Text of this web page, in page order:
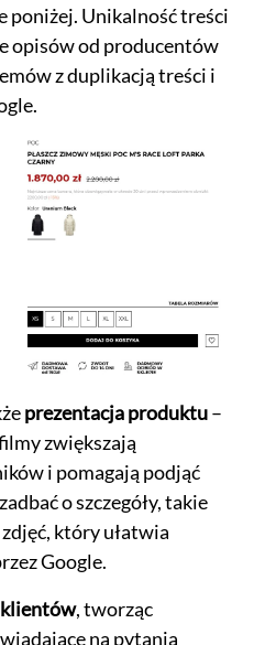
poniżej. Unikalność treści
opisów od producentów
z duplikacją treści i
prezentacja produktu–
zwiększają
i pomagają podjąć
o szczegóły, takie
który ułatwia
Google.
, tworząc
na pytania